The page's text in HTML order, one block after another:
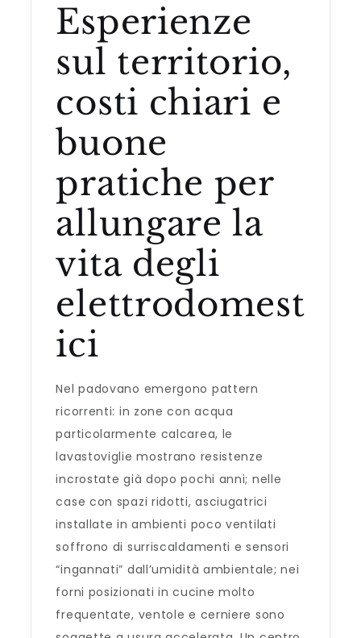
Esperienze
sul territorio,
costi chiari e
buone
pratiche per
allungare la
vita degli
elettrodomest
ici
Nel padovano emergono pattern
ricorrenti: in zone con acqua
particolarmente calcarea, le
lavastoviglie mostrano resistenze
incrostate già dopo pochi anni; nelle
case con spazi ridotti, asciugatrici
installate in ambienti poco ventilati
soffrono di surriscaldamenti e sensori
“ingannati” dall’umidità ambientale; nei
forni posizionati in cucine molto
frequentate, ventole e cerniere sono